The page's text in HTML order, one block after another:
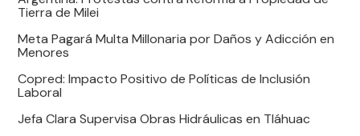
Tierra de Milei
Meta Pagará Multa Millonaria por Daños y Adicción en
Menores
Copred: Impacto Positivo de Políticas de Inclusión
Laboral
Jefa Clara Supervisa Obras Hidráulicas en Tláhuac